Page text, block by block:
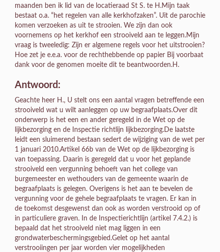
maanden ben ik lid van de locatieraad St S. te H.Mijn taak
bestaat o.a. “het regelen van alle kerkhofzaken”. Uit de parochie
komen verzoeken as uit te strooien. We zijn dan ook
voornemens op het kerkhof een strooiveld aan te leggen.Mijn
vraag is tweeledig: Zijn er algemene regels voor het uitstrooien?
Hoe zet je e.e.a. voor de rechthebbende op papier Bij voorbaat
dank voor de genomen moeite dit te beantwoorden.H.
Antwoord:
Geachte heer H., U stelt ons een aantal vragen betreffende een
strooiveld wat u wilt aanleggen op uw begraafplaats.Over dit
onderwerp is het een en ander geregeld in de Wet op de
lijkbezorging en de Inspectie richtlijn lijkbezorging.De laatste
leidt een sluimerend bestaan sedert de wijziging van de wet per
1 januari 2010.Artikel 66b van de Wet op de lijkbezorging is
van toepassing. Daarin is geregeld dat u voor het geplande
strooiveld een vergunning behoeft van het college van
burgemeester en wethouders van de gemeente waarin de
begraafplaats is gelegen. Overigens is het aan te bevelen de
vergunning voor de gehele begraafplaats te vragen. Er kan in
de toekomst desgewenst dan ook as worden verstrooid op of
in particuliere graven. In de Inspectierichtlijn (artikel 7.4.2.) is
bepaald dat het strooiveld niet mag liggen in een
grondwaterbeschermingsgebied.Gelet op het aantal
verstrooiingen per jaar worden vier mogelijkheden